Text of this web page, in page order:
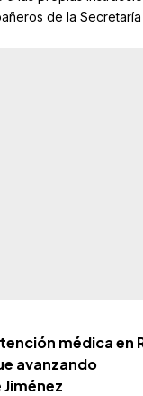
de la
médica en
avanzando